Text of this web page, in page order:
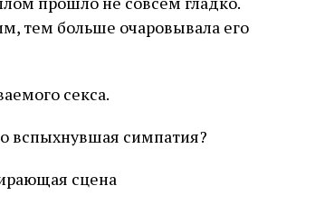
тем больше очаровывала его
секса.
вспыхнувшая симпатия?
сцена